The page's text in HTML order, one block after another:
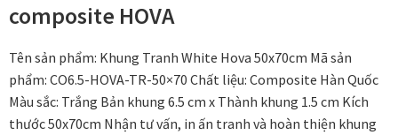
Homepage Test
In tranh treo tường theo yêu cầu
Fine Art Giclée Printing
composite HOVA
Tên sản phẩm: Khung Tranh White Hova 50x70cm Mã sản
phẩm: CO6.5-HOVA-TR-50×70 Chất liệu: Composite Hàn Quốc
Màu sắc: Trắng Bản khung 6.5 cm x Thành khung 1.5 cm Kích
thước 50x70cm Nhận tư vấn, in ấn tranh và hoàn thiện khung